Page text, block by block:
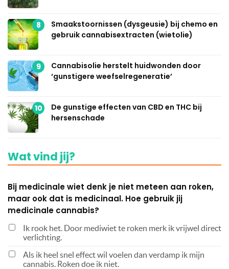
8
Smaakstoornissen (dysgeusie) bij chemo en
gebruik cannabisextracten (wietolie)
9
Cannabisolie herstelt huidwonden door
‘gunstigere weefselregeneratie’
10
De gunstige effecten van CBD en THC bij
hersenschade
Wat vind jij?
Bij medicinale wiet denk je niet meteen aan roken,
maar ook dat is medicinaal. Hoe gebruik jij
medicinale cannabis?
Ik rook het. Door mediwiet te roken merk ik vrijwel direct
verlichting.
Als ik heel snel effect wil voelen dan verdamp ik mijn
cannabis. Roken doe ik niet.